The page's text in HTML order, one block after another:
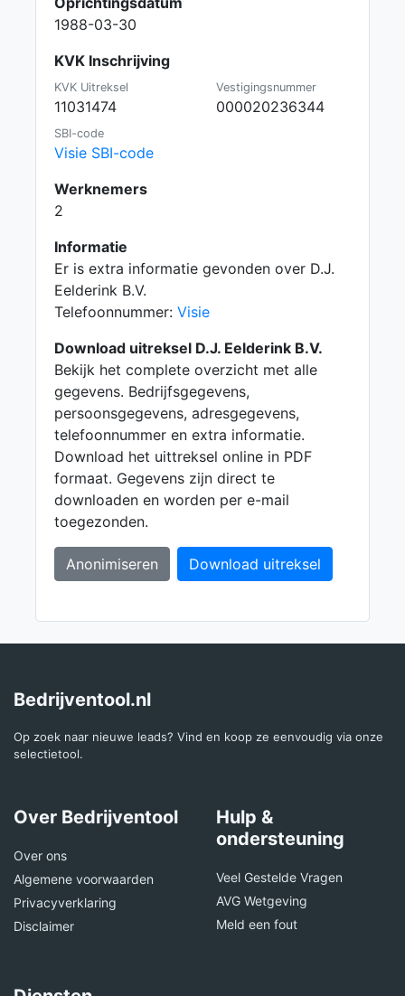
1988-03-30
KVK Inschrijving
KVK Uitreksel
11031474
Vestigingsnummer
000020236344
SBI-code
Visie SBI-code
Werknemers
2
Informatie
Er is extra informatie gevonden over D.J.
Eelderink B.V.
Telefoonnummer: Visie
Download uitreksel D.J. Eelderink B.V.
Bekijk het complete overzicht met alle
gegevens. Bedrijfsgegevens,
persoonsgegevens, adresgegevens,
telefoonnummer en extra informatie.
Download het uittreksel online in PDF
formaat. Gegevens zijn direct te
downloaden en worden per e-mail
toegezonden.
Anonimiseren Download uitreksel
Bedrijventool.nl
Op zoek naar nieuwe leads? Vind en koop ze eenvoudig via onze
selectietool.
Over Bedrijventool
Over ons
Algemene voorwaarden
Privacyverklaring
Disclaimer
Hulp &
ondersteuning
Veel Gestelde Vragen
AVG Wetgeving
Meld een fout